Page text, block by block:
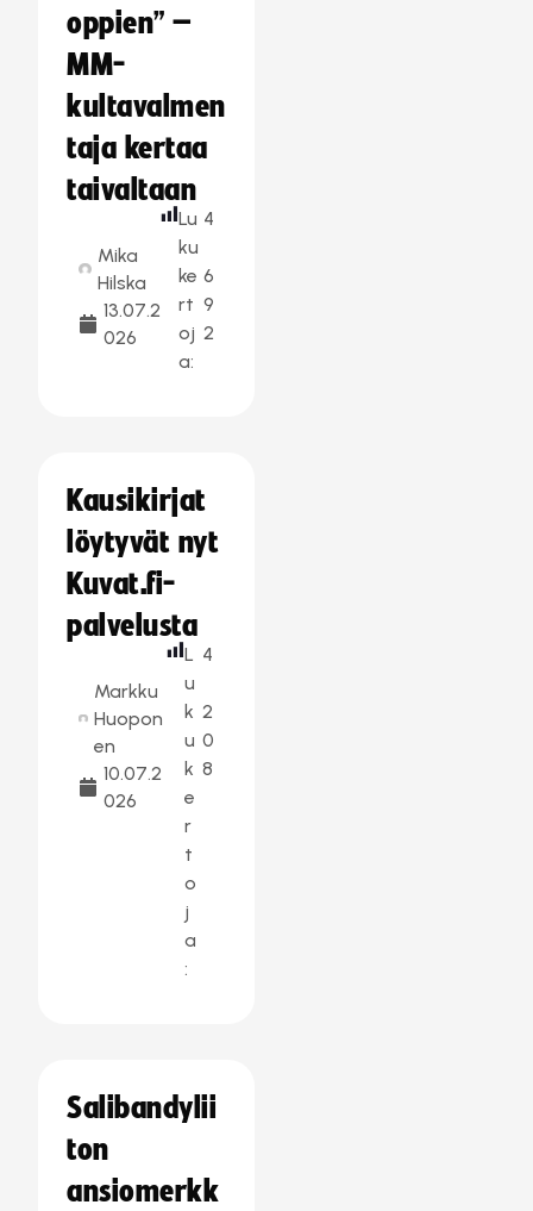
oppien” –
MM-
kultavalmen
taja kertaa
taivaltaan
Mika
Hilska
13.07.2
026
Lu
ku
ke
rt
oj
a:
4
6
9
2
Kausikirjat
löytyvät nyt
Kuvat.fi-
palvelusta
Markku
Huopon
en
10.07.2
026
L
u
k
u
k
e
r
t
o
j
a
:
4
2
0
8
Salibandylii
ton
ansiomerkk